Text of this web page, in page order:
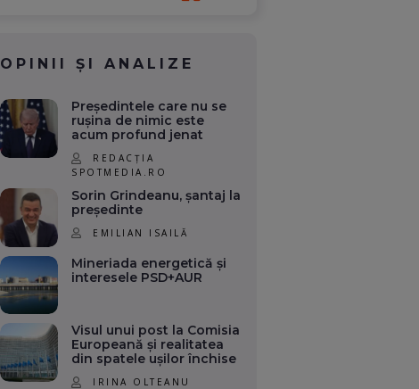
OPINII ȘI ANALIZE
Președintele care nu se
rușina de nimic este
acum profund jenat
REDACȚIA
SPOTMEDIA.RO
Sorin Grindeanu, șantaj la
președinte
EMILIAN ISAILĂ
Mineriada energetică și
interesele PSD+AUR
Visul unui post la Comisia
Europeană și realitatea
din spatele ușilor închise
IRINA OLTEANU